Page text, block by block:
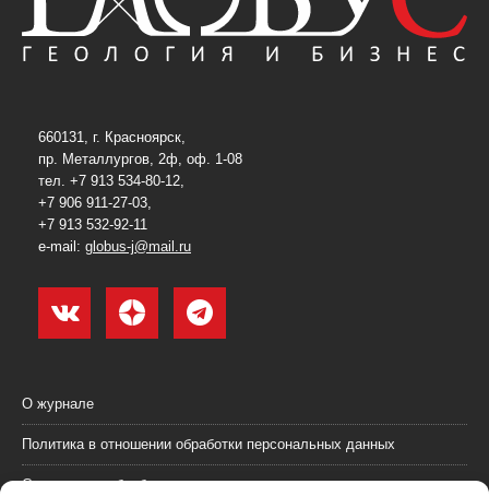
660131, г. Красноярск,
пр. Металлургов, 2ф, оф. 1-08
тел. +7 913 534-80-12,
+7 906 911-27-03,
+7 913 532-92-11
e-mail: globus-j@mail.ru
О журнале
Политика в отношении обработки персональных данных
Согласие на обработку персональных данных